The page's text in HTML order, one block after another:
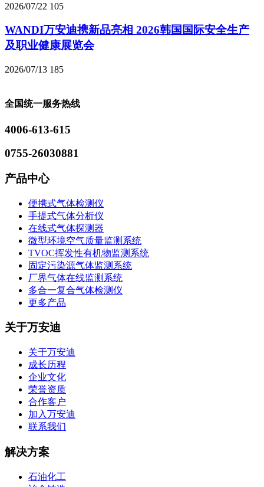
2026/07/22 105
WANDI万安迪携新品亮相 2026韩国国际安全生产
及职业健康展览会
2026/07/13 185
全国统一服务热线
4006-613-615
0755-26030881
产品中心
便携式气体检测仪
手提式气体分析仪
在线式气体探测器
微型环境空气质量监测系统
TVOC挥发性有机物监测系统
固定污染源气体监测系统
厂界气体在线监测系统
多合一复合气体检测仪
更多产品
关于万安迪
关于万安迪
成长历程
企业文化
荣誉资质
合作客户
加入万安迪
联系我们
解决方案
石油化工